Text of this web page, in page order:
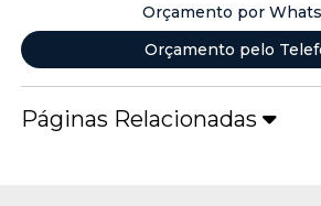
Orçamento por
Orçamento pelo
Páginas Relacionadas